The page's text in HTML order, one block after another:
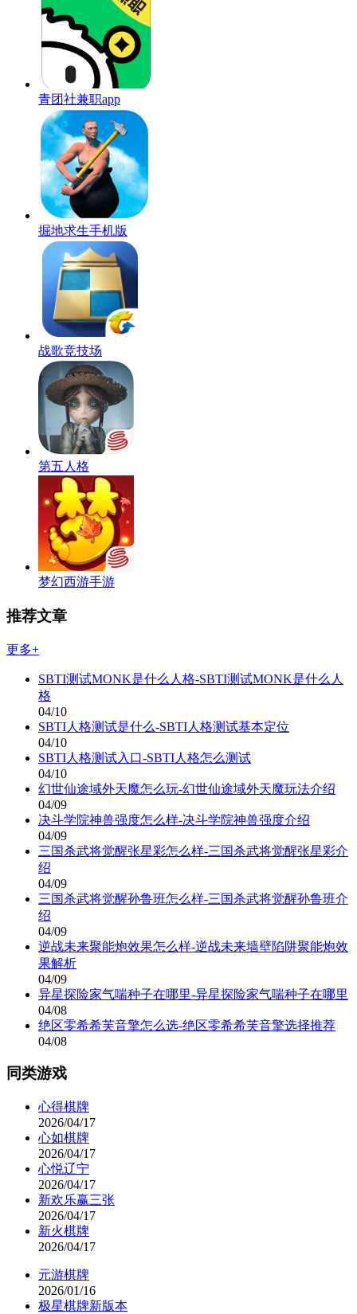
青团社兼职app
掘地求生手机版
战歌竞技场
第五人格
梦幻西游手游
推荐文章
更多+
SBTI测试MONK是什么人格-SBTI测试MONK是什么人
格
04/10
SBTI人格测试是什么-SBTI人格测试基本定位
04/10
SBTI人格测试入口-SBTI人格怎么测试
04/10
幻世仙途域外天魔怎么玩-幻世仙途域外天魔玩法介绍
04/09
决斗学院神兽强度怎么样-决斗学院神兽强度介绍
04/09
三国杀武将觉醒张星彩怎么样-三国杀武将觉醒张星彩介
绍
04/09
三国杀武将觉醒孙鲁班怎么样-三国杀武将觉醒孙鲁班介
绍
04/09
逆战未来聚能炮效果怎么样-逆战未来墙壁陷阱聚能炮效
果解析
04/09
异星探险家气喘种子在哪里-异星探险家气喘种子在哪里
04/08
绝区零希希芙音擎怎么选-绝区零希希芙音擎选择推荐
04/08
同类游戏
心得棋牌
2026/04/17
心如棋牌
2026/04/17
心悦辽宁
2026/04/17
新欢乐赢三张
2026/04/17
新火棋牌
2026/04/17
元游棋牌
2026/01/16
极星棋牌新版本